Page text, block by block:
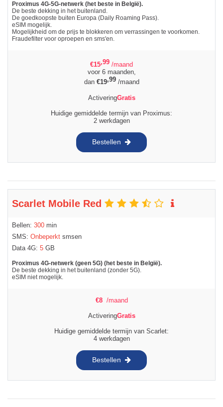
Proximus 4G-5G-netwerk (het beste in België).
De beste dekking in het buitenland.
De goedkoopste buiten Europa (Daily Roaming Pass).
eSIM mogelijk.
Mogelijkheid om de prijs te blokkeren om verrassingen te voorkomen.
Fraudefilter voor oproepen en sms'en.
€15,99 /maand
voor 6 maanden,
dan €19,99/maand
ActiveringGratis
Huidige gemiddelde termijn van Proximus:
2 werkdagen
Bestellen
Scarlet Mobile Red
Bellen: 300 min
SMS: Onbeperkt smsen
Data 4G: 5 GB
Proximus 4G-netwerk (geen 5G) (het beste in België).
De beste dekking in het buitenland (zonder 5G).
eSIM niet mogelijk.
€8 /maand
ActiveringGratis
Huidige gemiddelde termijn van Scarlet:
4 werkdagen
Bestellen